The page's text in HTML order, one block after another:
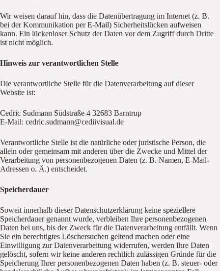
Wir weisen darauf hin, dass die Datenübertragung im Internet (z. B.
bei der Kommunikation per E-Mail) Sicherheitslücken aufweisen
kann. Ein lückenloser Schutz der Daten vor dem Zugriff durch Dritte
ist nicht möglich.
Hinweis zur verantwortlichen Stelle
Die verantwortliche Stelle für die Datenverarbeitung auf dieser
Website ist:
Cedric Sudmann Südstraße 4 32683 Barntrup
E-Mail: cedric.sudmann@cediivisual.de
Verantwortliche Stelle ist die natürliche oder juristische Person, die
allein oder gemeinsam mit anderen über die Zwecke und Mittel der
Verarbeitung von personenbezogenen Daten (z. B. Namen, E-Mail-
Adressen o. Ä.) entscheidet.
Speicherdauer
Soweit innerhalb dieser Datenschutzerklärung keine speziellere
Speicherdauer genannt wurde, verbleiben Ihre personenbezogenen
Daten bei uns, bis der Zweck für die Datenverarbeitung entfällt. Wenn
Sie ein berechtigtes Löschersuchen geltend machen oder eine
Einwilligung zur Datenverarbeitung widerrufen, werden Ihre Daten
gelöscht, sofern wir keine anderen rechtlich zulässigen Gründe für die
Speicherung Ihrer personenbezogenen Daten haben (z. B. steuer- oder